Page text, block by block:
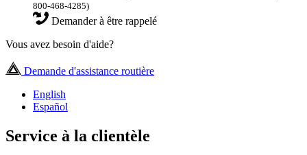
800-468-4285)
Demander à être rappelé
Vous avez besoin d'aide?
Demande d'assistance routière
English
Español
Service à la clientèle